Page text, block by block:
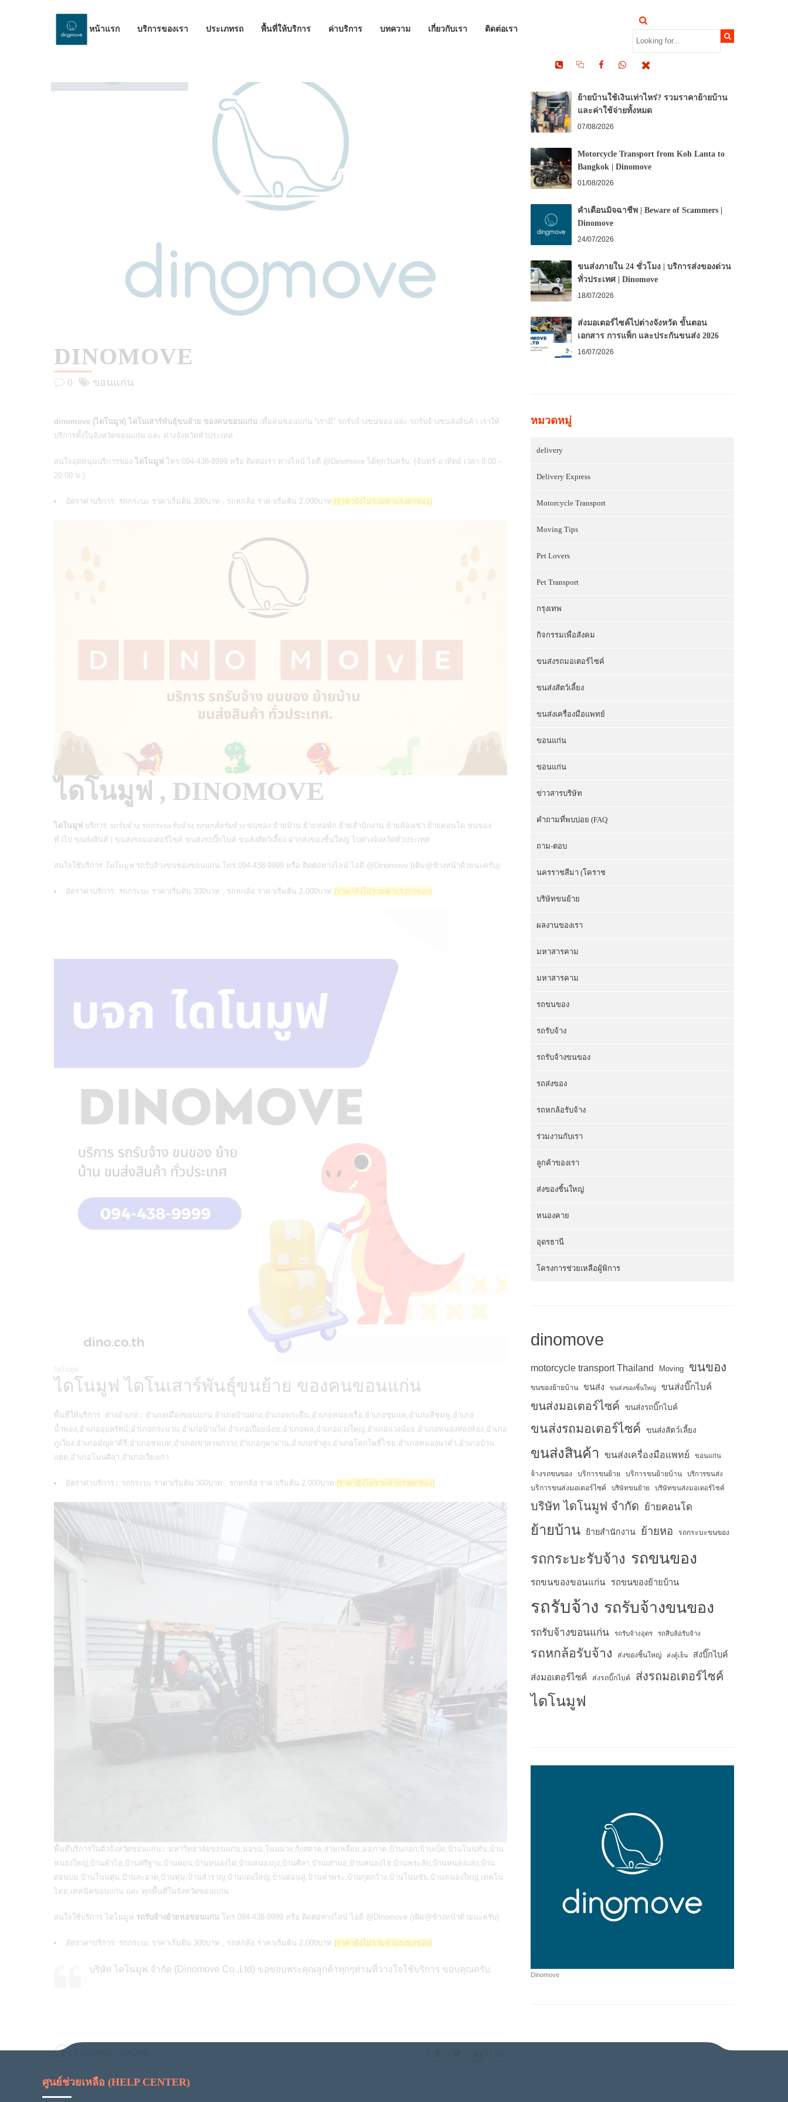
หน้าแรก บริการของเรา ประเภทรถ พื้นที่ให้บริการ ค่าบริการ บทความ เกี่ยวกับเรา ติดต่อเรา
DINOMOVE
0 ขอนแก่น
dinomove (ไดโนมูฟ) ไดโนเสาร์พันธุ์ขนย้าย ของคนขอนแก่น เพื่อคนขอนแก่น “เรามี” รถรับจ้างขนของ และ รถรับจ้างขนส่งสินค้า เราให้
บริการทั้งในจังหวัดขอนแก่น และ ต่างจังหวัดทั่วประเทศ
สนใจอุดหนุนบริการของ ไดโนมูฟ โทร.094-438-9999 หรือ ติดต่อเรา ทางไลน์ ไอดี @Dinomove ได้ทุกวันครับ. (จันทร์-อาทิตย์ เวลา 8:00 –
20:00 น.)
อัตราค่าบริการ: รถกระบะ ราคาเริ่มต้น 300บาท , รถหกล้อ ราคาเริ่มต้น 2,000บาท (ราคายังไม่รวมค่าแรงยกของ)
ไดโนมูฟ , DINOMOVE
ไดโนมูฟ บริการ รถรับจ้าง,รถกระบะรับจ้าง,รถหกล้อรับจ้างขนของ ย้ายบ้าน ย้ายหอพัก ย้ายสำนักงาน ย้ายห้องเช่า ย้ายคอนโด ขนของ
ทั่วไป ขนส่งสินค้า ขนส่งรถมอเตอร์ไซค์ ขนส่งรถบิ๊กไบค์ ขนส่งสัตว์เลี้ยง ฝากส่งของชิ้นใหญ่ ไปต่างจังหวัดทั่วประเทศ
สนใจใช้บริการ ไดโนมูฟ รถรับจ้างขนของขอนแก่น โทร.094-438-9999 หรือ ติดต่อทางไลน์ ไอดี @Dinomove (เติม@ข้างหน้าด้วยนะครับ)
อัตราค่าบริการ: รถกระบะ ราคาเริ่มต้น 300บาท , รถหกล้อ ราคาเริ่มต้น 2,000บาท (ราคายังไม่รวมค่าแรงยกของ)
ไดโนมูฟ
ไดโนมูฟ ไดโนเสาร์พันธุ์ขนย้าย ของคนขอนแก่น
พื้นที่ให้บริการ ต่างอำเภอ: อำเภอเมืองขอนแก่น,อำเภอบ้านฝาง,อำเภอพระยืน,อำเภอหนองเรือ,อำเภอชุมแพ,อำเภอสีชมพู,อำเภอ
น้ำพอง,อำเภออุบลรัตน์,อำเภอกระนวน,อำเภอบ้านไผ่,อำเภอเปือยน้อย,อำเภอพล,อำเภอแวงใหญ่,อำเภอแวงน้อย,อำเภอหนองสองห้อง,อำเภอ
ภูเวียง,อำเภอมัญจาคีรี,อำเภอชนบท,อำเภอเขาสวนกวาง,อำเภอภูผาม่าน,อำเภอซำสูง,อำเภอโคกโพธิ์ไชย,อำเภอหนองนาคำ,อำเภอบ้าน
แฮด,อำเภอโนนศิลา,อำเภอเวียงเก่า
อัตราค่าบริการ: รถกระบะ ราคาเริ่มต้น 300บาท , รถหกล้อ ราคาเริ่มต้น 2,000บาท (ราคายังไม่รวมค่าแรงยกของ)
พื้นที่บริการในตัวจังหวัดขอนแก่น: มหาวิทยาลัยขอนแก่น,มอขอ,โนนม่วง,กังสดาล,สามเหลี่ยม,มอภาค,บ้านกอก,บ้านเป็ด,บ้านโนนทัน,บ้าน
หนองใหญ่,บ้านคำไฮ,บ้านศรีฐาน,บ้านดอน,บ้านหนองไผ่,บ้านหนองกุง,บ้านศิลา,บ้านเต่านอ,บ้านหนองไฮ,บ้านพระลับ,บ้านหนองแสง,บ้าน
ดอนบม,บ้านโนนตุ่น,บ้านสะอาด,บ้านทุ่ม,บ้านสำราญ,บ้านแดงใหญ่,บ้านดอนดู่,บ้านท่าพระ,บ้านกุดกว้าง,บ้านโนนชัย,บ้านหนองใหญ่,เทคโน
ไทย,เทคนิคขอนแก่น และ ทุกพื้นที่ในจังหวัดขอนแก่น
สนใจใช้บริการ ไดโนมูฟ รถรับจ้างย้ายหอขอนแก่น โทร.094-438-9999 หรือ ติดต่อทางไลน์ ไอดี @Dinomove (เติม@ข้างหน้าด้วยนะครับ)
อัตราค่าบริการ: รถกระบะ ราคาเริ่มต้น 300บาท , รถหกล้อ ราคาเริ่มต้น 2,000บาท (ราคายังไม่รวมค่าแรงยกของ)
บริษัท ไดโนมูฟ จำกัด (Dinomove Co.,Ltd) ขอขอบพระคุณลูกค้าทุกๆท่านที่วางใจใช้บริการ ขอบคุณครับ.
RECENT POSTS
ย้ายบ้านใช้เงินเท่าไหร่? รวมราคาย้ายบ้าน
และค่าใช้จ่ายทั้งหมด
07/08/2026
Motorcycle Transport from Koh Lanta to
Bangkok | Dinomove
01/08/2026
คำเตือนมิจฉาชีพ | Beware of Scammers |
Dinomove
24/07/2026
ขนส่งภายใน 24 ชั่วโมง | บริการส่งของด่วน
ทั่วประเทศ | Dinomove
18/07/2026
ส่งมอเตอร์ไซค์ไปต่างจังหวัด ขั้นตอน
เอกสาร การแพ็ก และประกันขนส่ง 2026
16/07/2026
หมวดหมู่
delivery
Delivery Express
Motorcycle Transport
Moving Tips
Pet Lovers
Pet Transport
กรุงเทพ
กิจกรรมเพื่อสังคม
ขนส่งรถมอเตอร์ไซค์
ขนส่งสัตว์เลี้ยง
ขนส่งเครื่องมือแพทย์
ขอนแก่น
ขอนแก่น
ข่าวสารบริษัท
คำถามที่พบบ่อย (FAQ
ถาม-ตอบ
นครราชสีมา (โคราช
บริษัทขนย้าย
ผลงานของเรา
มหาสารคาม
มหาสารคาม
รถขนของ
รถรับจ้าง
รถรับจ้างขนของ
รถส่งของ
รถหกล้อรับจ้าง
ร่วมงานกับเรา
ลูกค้าของเรา
ส่งของชิ้นใหญ่
หนองคาย
อุดรธานี
โครงการช่วยเหลือผู้พิการ
dinomove
motorcycle transport Thailand Moving ขนของ
ขนของย้ายบ้าน ขนส่ง ขนส่งของชิ้นใหญ่ ขนส่งบิ๊กไบค์
ขนส่งมอเตอร์ไซค์ ขนส่งรถบิ๊กไบค์
ขนส่งรถมอเตอร์ไซค์ ขนส่งสัตว์เลี้ยง
ขนส่งสินค้า ขนส่งเครื่องมือแพทย์ ขอนแก่น
จ้างรถขนของ บริการขนย้าย บริการขนย้ายบ้าน บริการขนส่ง
บริการขนส่งมอเตอร์ไซค์ บริษัทขนย้าย บริษัทขนส่งมอเตอร์ไซค์
บริษัท ไดโนมูฟ จำกัด ย้ายคอนโด
ย้ายบ้าน ย้ายสำนักงาน ย้ายหอ รถกระบะขนของ
รถกระบะรับจ้าง รถขนของ
รถขนของขอนแก่น รถขนของย้ายบ้าน
รถรับจ้าง รถรับจ้างขนของ
รถรับจ้างขอนแก่น รถรับจ้างอุดร รถสิบล้อรับจ้าง
รถหกล้อรับจ้าง ส่งของชิ้นใหญ่ ส่งตู้เย็น ส่งบิ๊กไบค์
ส่งมอเตอร์ไซค์ ส่งรถบิ๊กไบค์ ส่งรถมอเตอร์ไซค์
ไดโนมูฟ
Dinomove
ศูนย์ช่วยเหลือ (HELP CENTER)